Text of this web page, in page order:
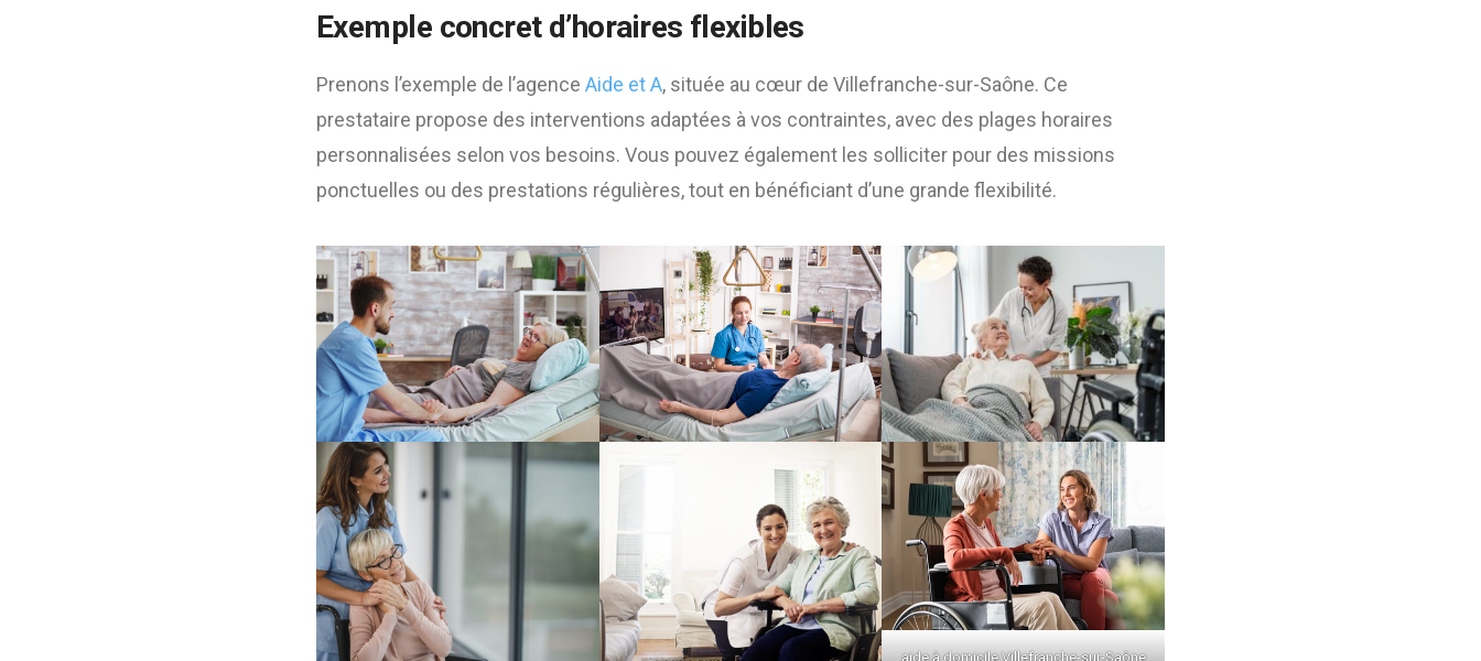
Exemple concret d’horaires flexibles
Prenons l’exemple de l’agence Aide et A, située au cœur de Villefranche-sur-Saône. Ce
prestataire propose des interventions adaptées à vos contraintes, avec des plages horaires
personnalisées selon vos besoins. Vous pouvez également les solliciter pour des missions
ponctuelles ou des prestations régulières, tout en bénéficiant d’une grande flexibilité.
aide à domicile Villefranche-sur-Saône